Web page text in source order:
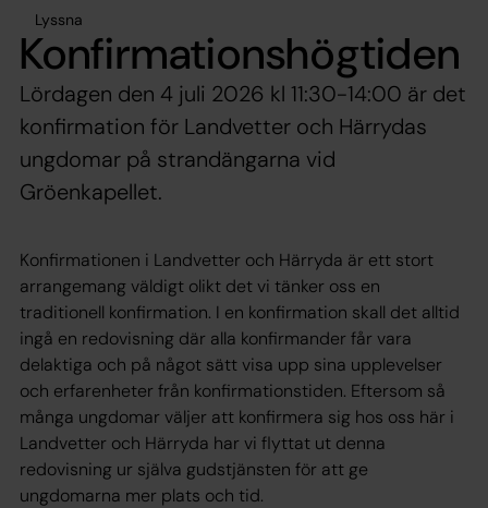
Lyssna
Konfirmationshögtiden
Lördagen den 4 juli 2026 kl 11:30-14:00 är det
konfirmation för Landvetter och Härrydas
ungdomar på strandängarna vid
Gröenkapellet.
Konfirmationen i Landvetter och Härryda är ett stort
arrangemang väldigt olikt det vi tänker oss en
traditionell konfirmation. I en konfirmation skall det alltid
ingå en redovisning där alla konfirmander får vara
delaktiga och på något sätt visa upp sina upplevelser
och erfarenheter från konfirmationstiden. Eftersom så
många ungdomar väljer att konfirmera sig hos oss här i
Landvetter och Härryda har vi flyttat ut denna
redovisning ur själva gudstjänsten för att ge
ungdomarna mer plats och tid.